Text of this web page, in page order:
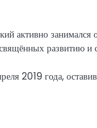
активно
развитию и
2019 года,